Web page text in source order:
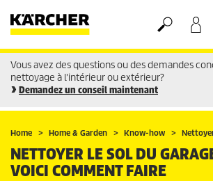
Panier
Liste d'envies
Vous avez des questions ou des demandes
nettoyage à l'intérieur ou extérieur?
Demandez un conseil maintenant
Home Home & Garden Know-how
NETTOYER LE SOL DU
VOICI COMMENT FAIRE